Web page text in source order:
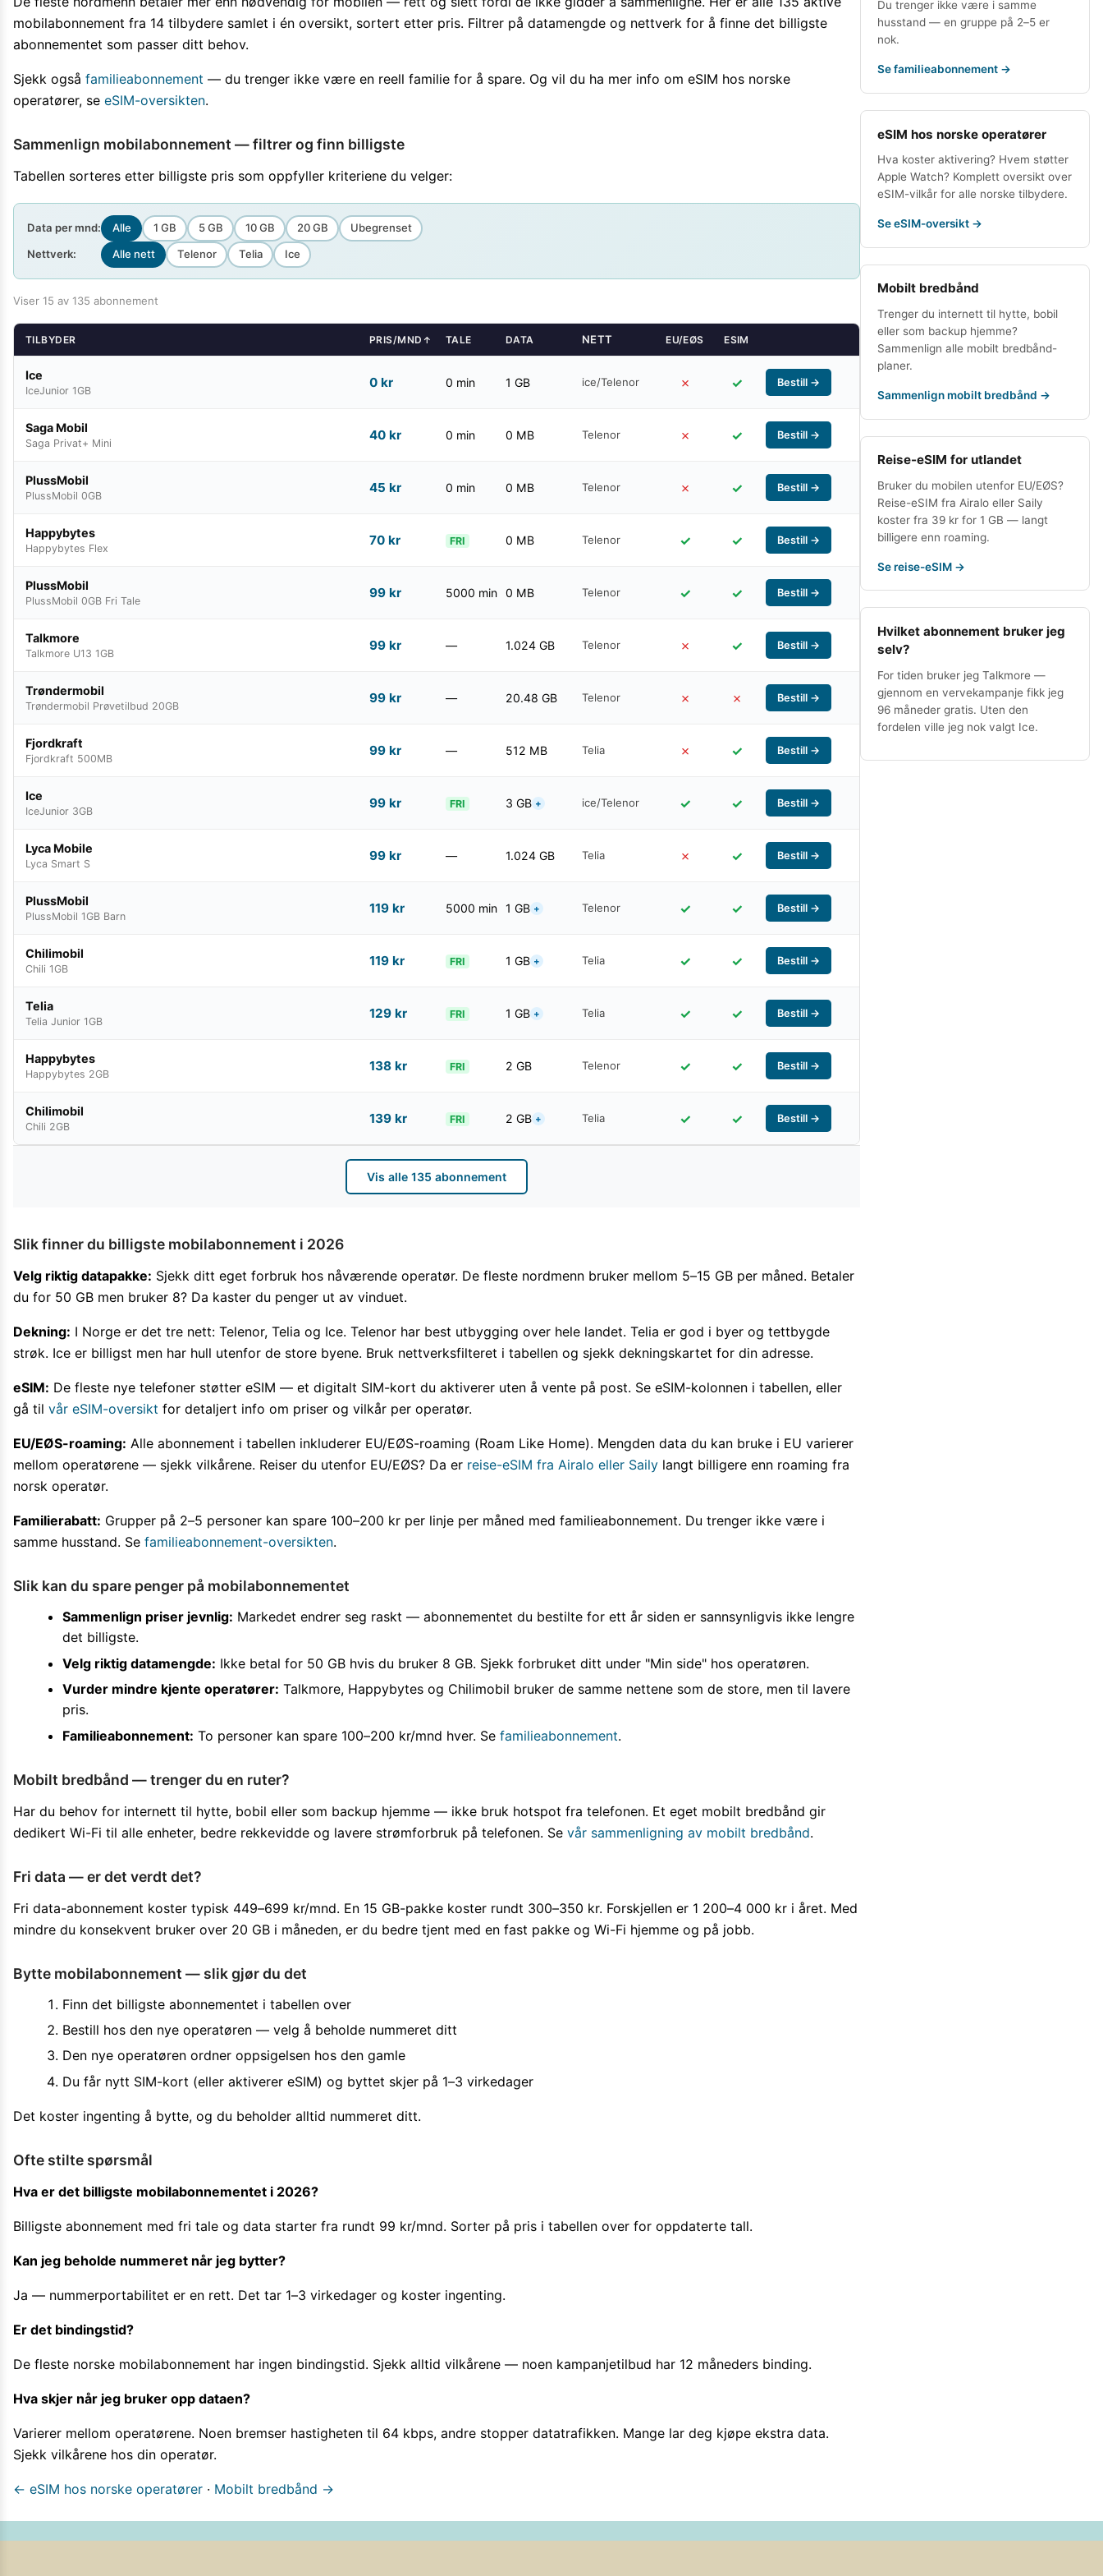
Kamera
Velg bilde
Send inn
mobilabonnement fra 14 tilbydere samlet i én oversikt, sortert etter pris. Filtrer på datamengde og nettverk for å finne det billigste
abonnementet som passer ditt behov.
Sjekk også familieabonnement — du trenger ikke være en reell familie for å spare. Og vil du ha mer info om eSIM hos norske
operatører, se eSIM-oversikten.
Sammenlign mobilabonnement — filtrer og finn billigste
Tabellen sorteres etter billigste pris som oppfyller kriteriene du velger:
Data per mnd: Alle 1 GB 5 GB 10 GB 20 GB
Ubegrenset
Nettverk:
Alle nett Telenor Telia Ice
Viser 15 av 135 abonnement
TILBYDER PRIS/MND ↑ TALE DATA NETT EU/EØS ESIM
Ice
IceJunior 1GB
0 kr 0 min 1 GB ice/Telenor ✗ ✓ Bestill →
Saga Mobil
Saga Privat+ Mini
40 kr 0 min 0 MB Telenor ✗ ✓ Bestill →
PlussMobil
PlussMobil 0GB
45 kr 0 min 0 MB Telenor ✗ ✓ Bestill →
Happybytes
Happybytes Flex
70 kr FRI 0 MB Telenor ✓ ✓ Bestill →
PlussMobil
PlussMobil 0GB Fri Tale
99 kr 5000 min 0 MB Telenor ✓ ✓ Bestill →
Talkmore
Talkmore U13 1GB
99 kr — 1.024 GB Telenor ✗ ✓ Bestill →
Trøndermobil
Trøndermobil Prøvetilbud 20GB
99 kr — 20.48 GB Telenor ✗ ✗ Bestill →
Fjordkraft
Fjordkraft 500MB
99 kr — 512 MB Telia ✗ ✓ Bestill →
Ice
IceJunior 3GB
99 kr FRI 3 GB + ice/Telenor ✓ ✓ Bestill →
Lyca Mobile
Lyca Smart S
99 kr — 1.024 GB Telia ✗ ✓ Bestill →
PlussMobil
PlussMobil 1GB Barn
119 kr 5000 min 1 GB + Telenor ✓ ✓ Bestill →
Chilimobil
Chili 1GB
119 kr FRI 1 GB + Telia ✓ ✓ Bestill →
Telia
Telia Junior 1GB
129 kr FRI 1 GB + Telia ✓ ✓ Bestill →
Happybytes
Happybytes 2GB
138 kr FRI 2 GB Telenor ✓ ✓ Bestill →
Chilimobil
Chili 2GB
139 kr FRI 2 GB + Telia ✓ ✓ Bestill →
Vis alle 135 abonnement
Slik finner du billigste mobilabonnement i 2026
Velg riktig datapakke: Sjekk ditt eget forbruk hos nåværende operatør. De fleste nordmenn bruker mellom 5–15 GB per måned. Betaler
du for 50 GB men bruker 8? Da kaster du penger ut av vinduet.
Dekning: I Norge er det tre nett: Telenor, Telia og Ice. Telenor har best utbygging over hele landet. Telia er god i byer og tettbygde
strøk. Ice er billigst men har hull utenfor de store byene. Bruk nettverksfilteret i tabellen og sjekk dekningskartet for din adresse.
eSIM: De fleste nye telefoner støtter eSIM — et digitalt SIM-kort du aktiverer uten å vente på post. Se eSIM-kolonnen i tabellen, eller
gå til vår eSIM-oversikt for detaljert info om priser og vilkår per operatør.
EU/EØS-roaming: Alle abonnement i tabellen inkluderer EU/EØS-roaming (Roam Like Home). Mengden data du kan bruke i EU varierer
mellom operatørene — sjekk vilkårene. Reiser du utenfor EU/EØS? Da er reise-eSIM fra Airalo eller Saily langt billigere enn roaming fra
norsk operatør.
Familierabatt: Grupper på 2–5 personer kan spare 100–200 kr per linje per måned med familieabonnement. Du trenger ikke være i
samme husstand. Se familieabonnement-oversikten.
Slik kan du spare penger på mobilabonnementet
Sammenlign priser jevnlig: Markedet endrer seg raskt — abonnementet du bestilte for ett år siden er sannsynligvis ikke lengre
det billigste.
Velg riktig datamengde: Ikke betal for 50 GB hvis du bruker 8 GB. Sjekk forbruket ditt under "Min side" hos operatøren.
Vurder mindre kjente operatører: Talkmore, Happybytes og Chilimobil bruker de samme nettene som de store, men til lavere
pris.
Familieabonnement: To personer kan spare 100–200 kr/mnd hver. Se familieabonnement.
Mobilt bredbånd — trenger du en ruter?
Har du behov for internett til hytte, bobil eller som backup hjemme — ikke bruk hotspot fra telefonen. Et eget mobilt bredbånd gir
dedikert Wi-Fi til alle enheter, bedre rekkevidde og lavere strømforbruk på telefonen. Se vår sammenligning av mobilt bredbånd.
Fri data — er det verdt det?
Fri data-abonnement koster typisk 449–699 kr/mnd. En 15 GB-pakke koster rundt 300–350 kr. Forskjellen er 1 200–4 000 kr i året. Med
mindre du konsekvent bruker over 20 GB i måneden, er du bedre tjent med en fast pakke og Wi-Fi hjemme og på jobb.
Bytte mobilabonnement — slik gjør du det
Finn det billigste abonnementet i tabellen over
Bestill hos den nye operatøren — velg å beholde nummeret ditt
Den nye operatøren ordner oppsigelsen hos den gamle
Du får nytt SIM-kort (eller aktiverer eSIM) og byttet skjer på 1–3 virkedager
Det koster ingenting å bytte, og du beholder alltid nummeret ditt.
Ofte stilte spørsmål
Hva er det billigste mobilabonnementet i 2026?
Billigste abonnement med fri tale og data starter fra rundt 99 kr/mnd. Sorter på pris i tabellen over for oppdaterte tall.
Kan jeg beholde nummeret når jeg bytter?
Ja — nummerportabilitet er en rett. Det tar 1–3 virkedager og koster ingenting.
Er det bindingstid?
De fleste norske mobilabonnement har ingen bindingstid. Sjekk alltid vilkårene — noen kampanjetilbud har 12 måneders binding.
Hva skjer når jeg bruker opp dataen?
Varierer mellom operatørene. Noen bremser hastigheten til 64 kbps, andre stopper datatrafikken. Mange lar deg kjøpe ekstra data.
Sjekk vilkårene hos din operatør.
← eSIM hos norske operatører · Mobilt bredbånd →
Du trenger ikke være i samme
husstand — en gruppe på 2–5 er
nok.
Se familieabonnement →
eSIM hos norske operatører
Hva koster aktivering? Hvem støtter
Apple Watch? Komplett oversikt over
eSIM-vilkår for alle norske tilbydere.
Se eSIM-oversikt →
Mobilt bredbånd
Trenger du internett til hytte, bobil
eller som backup hjemme?
Sammenlign alle mobilt bredbånd-
planer.
Sammenlign mobilt bredbånd →
Reise-eSIM for utlandet
Bruker du mobilen utenfor EU/EØS?
Reise-eSIM fra Airalo eller Saily
koster fra 39 kr for 1 GB — langt
billigere enn roaming.
Se reise-eSIM →
Hvilket abonnement bruker jeg
selv?
For tiden bruker jeg Talkmore —
gjennom en vervekampanje fikk jeg
96 måneder gratis. Uten den
fordelen ville jeg nok valgt Ice.